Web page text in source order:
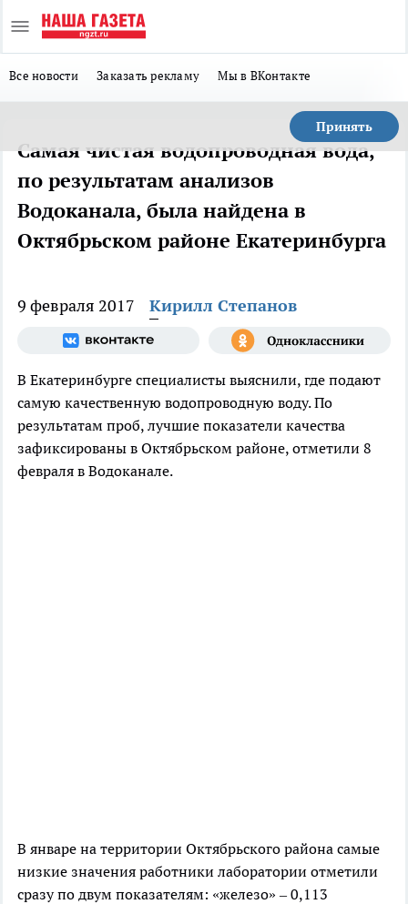
Все новости Заказать рекламу Мы в ВКонтакте
Принять
Самая чистая водопроводная вода,
по результатам анализов
Водоканала, была найдена в
Октябрьском районе Екатеринбурга
9 февраля 2017 Кирилл Степанов
В Екатеринбурге специалисты выяснили, где подают
самую качественную водопроводную воду. По
результатам проб, лучшие показатели качества
зафиксированы в Октябрьском районе, отметили 8
февраля в Водоканале.
В январе на территории Октябрьского района самые
низкие значения работники лаборатории отметили
сразу по двум показателям: «железо» – 0,113